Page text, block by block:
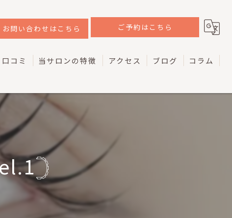
お問い合わせはこちら ご予約はこちら
口コミ 当サロンの特徴
韓国
ラッシュリフト
ケラチン
マツエク
アイブロウ
アクセス ブログ コラム